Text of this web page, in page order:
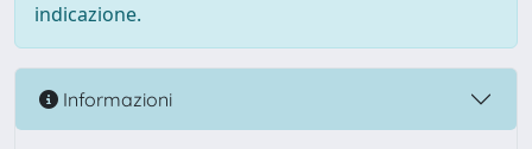
indicazione.
Informazioni